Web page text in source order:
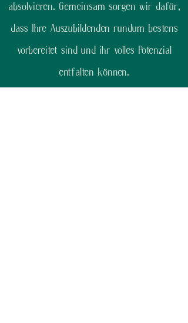
absolvieren. Gemeinsam sorgen wir dafür,
dass Ihre Auszubildenden rundum bestens
vorbereitet sind und ihr volles Potenzial
entfalten können.